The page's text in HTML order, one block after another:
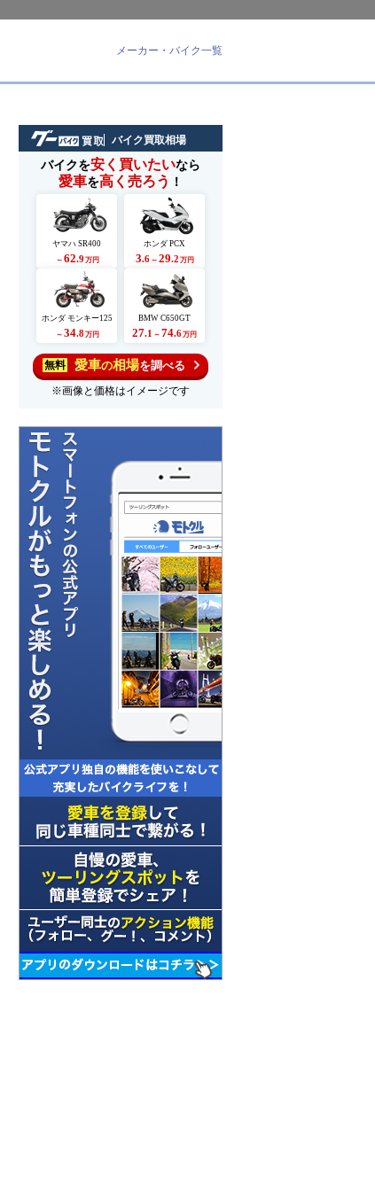
メーカー・バイク一覧
バイク買取相場
バイクを安く買いたいなら
愛車を高く売ろう ！
ヤマハ SR400
～ 62.9 万円
ホンダ PCX
3.6 ～ 29.2 万円
ホンダ モンキー125
～ 34.8万円
BMW C650GT
27.1 ～ 74.6万円
無料 愛車の相場を調べる
※画像と価格はイメージです